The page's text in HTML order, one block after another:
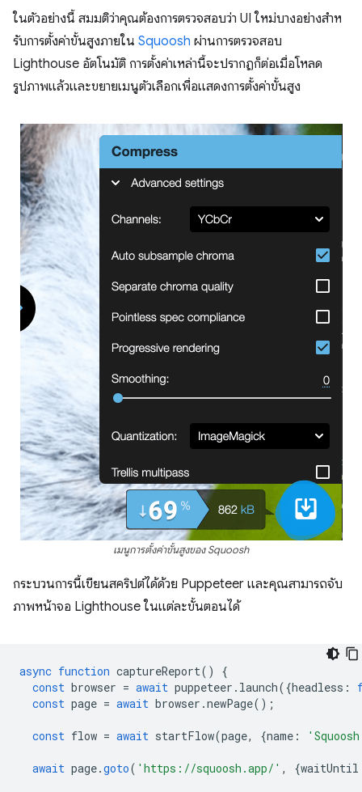
ในตัวอย่างนี้ สมมติว่าคุณต้องการตรวจสอบว่า UI ใหม่บางอย่างสําห
รับการตั้งค่าขั้นสูงภายใน Squoosh ผ่านการตรวจสอบ
Lighthouse อัตโนมัติ การตั้งค่าเหล่านี้จะปรากฏก็ต่อเมื่อโหลด
รูปภาพแล้วและขยายเมนูตัวเลือกเพื่อแสดงการตั้งค่าขั้นสูง
เมนูการตั้งค่าขั้นสูงของ Squoosh
กระบวนการนี้เขียนสคริปต์ได้ด้วย Puppeteer และคุณสามารถจับ
ภาพหน้าจอ Lighthouse ในแต่ละขั้นตอนได้
async function captureReport()
{
const browser = await puppeteer . launch({headless :
const page = await browser .newPage();
const flow = await startFlow(page, {name :
await page.goto( 'https://squoosh.app/' , {waitUntil